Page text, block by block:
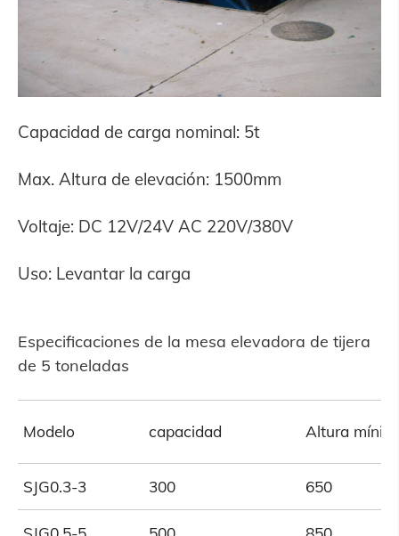
Capacidad de carga nominal: 5t
Max. Altura de elevación: 1500mm
Voltaje: DC 12V/24V AC 220V/380V
Uso: Levantar la carga
Especificaciones de la mesa elevadora de tijera
de 5 toneladas
Modelo capacidad Altura
SJG0.3-3 300 650